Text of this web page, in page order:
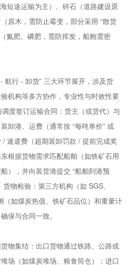
短途运输为主）、碎石（道路建设原
原木，需防止霉变，部分采用 “散货
氮肥、磷肥，需防挥发，船舱需密
航行 - 卸货” 三大环节展开，涉及货
机构等多方协作，专业性与时效性要
度签订运输合同：货主（或货代）与
卸港、运费（通常按 “每吨单价” 或
/ 速遣费（超期装卸罚款 / 提前完成奖
根据货物需求匹配船舶（如铁矿石用
），并向装货港提交 “船舶到港预
物检验：第三方机构（如 SGS、
（如煤炭热值、铁矿石品位）和重量计
保与合同一致。
物集结：出口货物通过铁路、公路或
场（如煤炭堆场、粮食筒仓）；进口